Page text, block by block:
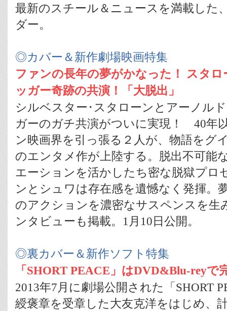
最新のスチール＆ニュースを満載した
ダー。
◎カバー＆新作劇場映画特集
ファンの長年の夢がかなった！ スタ
ッガー奇跡の共演！「大脱出」
シルベスター･スタローンとアーノル
ガーのガチ共演がついに実現！ 40年
ン映画界を引っ張る２人が、物語をグ
のエンタメ作が上陸する。脱出不可能
エーションを活かしたち密な脱獄プロ
ンとシュワは存在感を遺憾なく発揮。
のアクションを濃密なサスペンスを
ンタビューも掲載。1月10日公開。
◎裏カバー＆新作ソフト特集
「SHORT PEACE」はDVD&Blu-reyで
2013年7月に劇場公開された「SHORT
綬褒章を受章した大友克洋をはじめ、